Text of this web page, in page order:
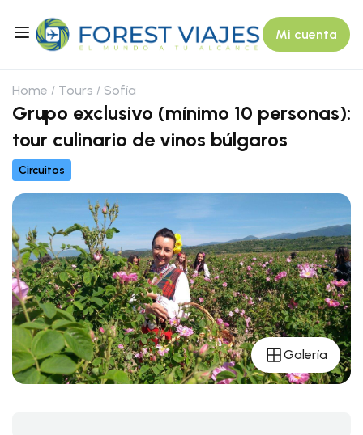
Mi cuenta
Home Tours Sofía
Grupo exclusivo (mínimo 10 personas):
tour culinario de vinos búlgaros
Circuitos
Galería